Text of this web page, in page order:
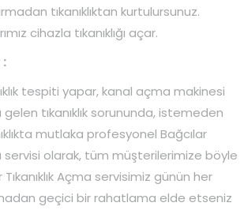
tıkanıklıktan kurtulursunuz.
cihazla tıkanıklığı açar.
tespiti yapar, kanal açma makinesi
tıkanıklık sorununda, istemeden
mutlaka profesyonel Bağcılar
servisi olarak, tüm müşterilerimize böyle
Açma servisimiz günün her
geçici bir rahatlama elde etseniz